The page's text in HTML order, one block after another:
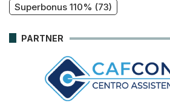
Superbonus 110% (73)
PARTNER